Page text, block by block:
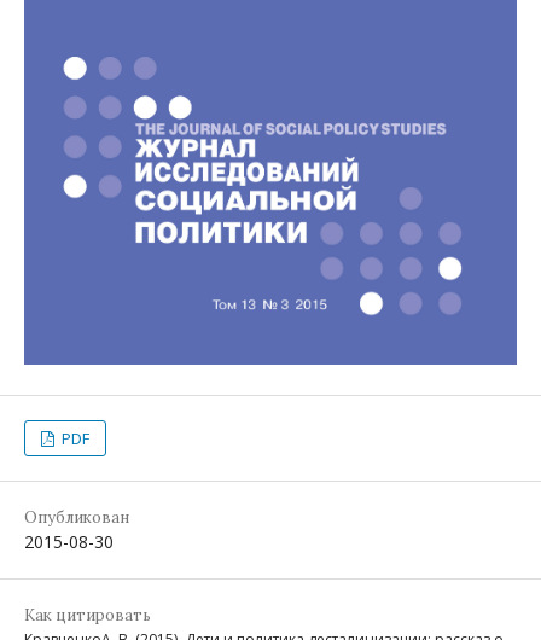
PDF
Опубликован
2015-08-30
Как цитировать